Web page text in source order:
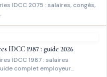
IDCC 2075 : salaires, congés,
IDCC 1987 : guide 2026
IDCC 1987 : salaires
complet employeur…